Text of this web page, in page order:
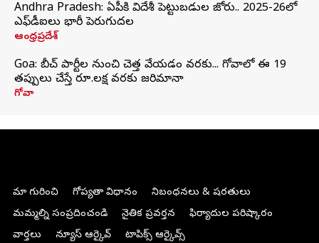
Andhra Pradesh: ఏపీకి విదేశీ పెట్టుబడుల జోరు.. 2025-26లో
ఎఫ్‌డీఐలు భారీ పెరుగుదల
ఆంధ్రప్రదేశ్
Goa: బీచ్ పార్టీల నుంచి చెత్త వేయడం వరకు... గోవాలో ఈ 19
తప్పులు చేస్తే రూ.లక్ష వరకు జరిమానా
గోవా
మా గురించి గోప్యతా విధానం
నిబంధనలు & షరతులు
మమ్మల్ని సంప్రదించండి
నైతిక ప్రవర్తన
ఫిర్యాదుల పరిష్కారం
వార్తలు
న్యూస్ ఆర్కైవ్ టాపిక్స్ ఆర్కైవ్స్